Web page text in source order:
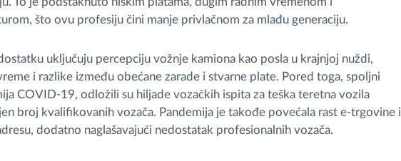
što ovu profesiju čini manje privlačnom za mlađu generaciju.
uključuju percepciju vožnje kamiona kao posla u krajnjoj nuždi,
i razlike između obećane zarade i stvarne plate. Pored toga, spoljni
COVID-19, odložili su hiljade vozačkih ispita za teška teretna vozila
broj kvalifikovanih vozača. Pandemija je takođe povećala rast e-trgovine i
dodatno naglašavajući nedostatak profesionalnih vozača.